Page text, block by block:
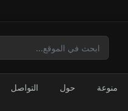
منوعة حول التواصل